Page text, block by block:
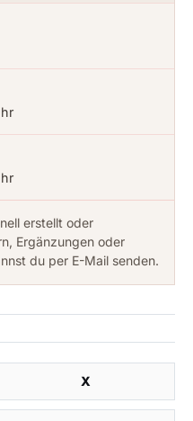
erstellt oder
Ergänzungen oder
du per E-Mail senden.
X